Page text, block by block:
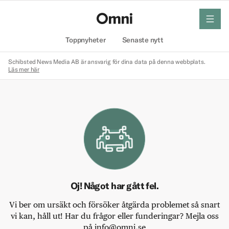
Toppnyheter Senaste nytt
meny
Schibsted News Media AB är ansvarig för dina data på denna webbplats.
Läs mer här
Oj! Något har gått fel.
Vi ber om ursäkt och försöker åtgärda problemet så snart
vi kan, håll ut! Har du frågor eller funderingar? Mejla oss